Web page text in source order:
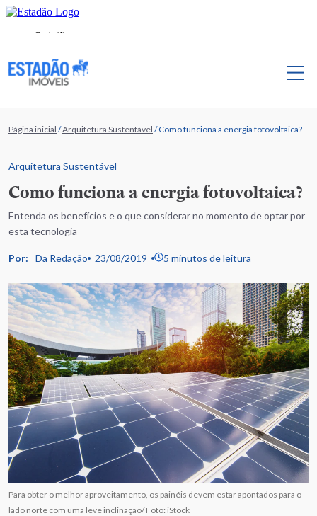
Página inicial /Arquitetura Sustentável /Como funciona a energia fotovoltaica?
Arquitetura Sustentável
Como funciona a energia fotovoltaica?
Entenda os benefícios e o que considerar no momento de optar por
esta tecnologia
Por: Da Redação 23/08/2019 5 minutos de leitura
Para obter o melhor aproveitamento, os painéis devem estar apontados para o
lado norte com uma leve inclinação/ Foto: iStock